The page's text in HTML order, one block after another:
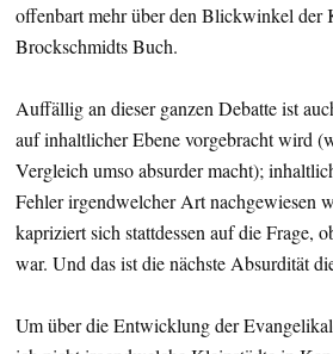
offenbart mehr über den Blickwinkel der
Brockschmidts Buch.
Auffällig an dieser ganzen Debatte ist
auf inhaltlicher Ebene vorgebracht wird
Vergleich umso absurder macht);
Fehler irgendwelcher Art nachgewiesen
kapriziert sich stattdessen auf die Frage,
war. Und das ist die nächste Absurdität
Um über die Entwicklung der